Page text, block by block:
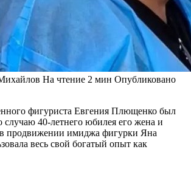
На чтение 2 мин Опубликовано
фигуриста Евгения Плющенко был
40-летнего юбилея его жена и
в продвижении имиджа фигурки Яна
весь свой богатый опыт как